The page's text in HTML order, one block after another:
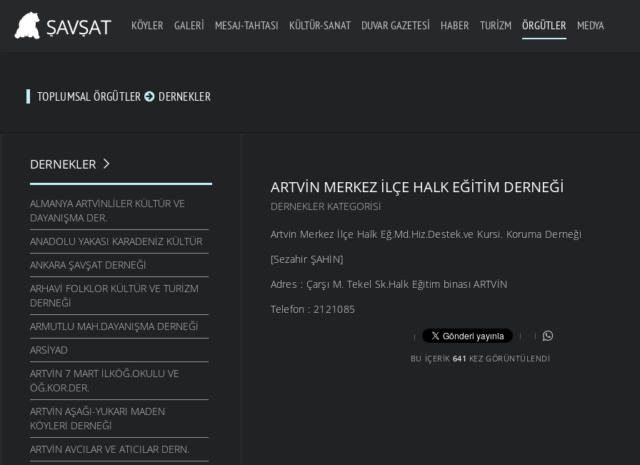
KÖYLER GALERI MESAJ-TAHTASI KÜLTÜR-SANAT DUVAR GAZETESI HABER TURIZM ÖRGÜTLER MEDYA
TOPLUMSAL ÖRGÜTLER DERNEKLER
DERNEKLER
ALMANYA ARTVINLILER KÜLTÜR VE
DAYANIŞMA DER.
ANADOLU YAKASI KARADENIZ ­KÜLTÜR
ANKARA ŞAVŞAT DERNEĞI
ARHAVI FOLKLOR KÜLTÜR VE TURIZM
DERNEĞI
ARMUTLU MAH.DAYANIŞMA DERNEĞI
ARSİYAD
ARTVIN 7 MART İLKÖĞ.OKULU VE
ÖĞ.KOR.DER.
ARTVIN AŞAĞI-YUKARI MADEN
KÖYLERI DERNEĞI
ARTVIN AVCILAR VE ATICILAR DERN.
ARTVIN MERKEZ İLÇE HALK EĞITIM DERNEĞI
DERNEKLER KATEGORISI
Artvin Merkez İlçe Halk Eğ.Md.Hiz.Destek.ve Kursi. Koruma Derneği
[Sezahir ŞAHİN]
Adres : Çarşı M. Tekel Sk.Halk Eğitim binası ARTVİN
Telefon : 2121085
BU İÇERIK 641 KEZ GÖRÜNTÜLENDI